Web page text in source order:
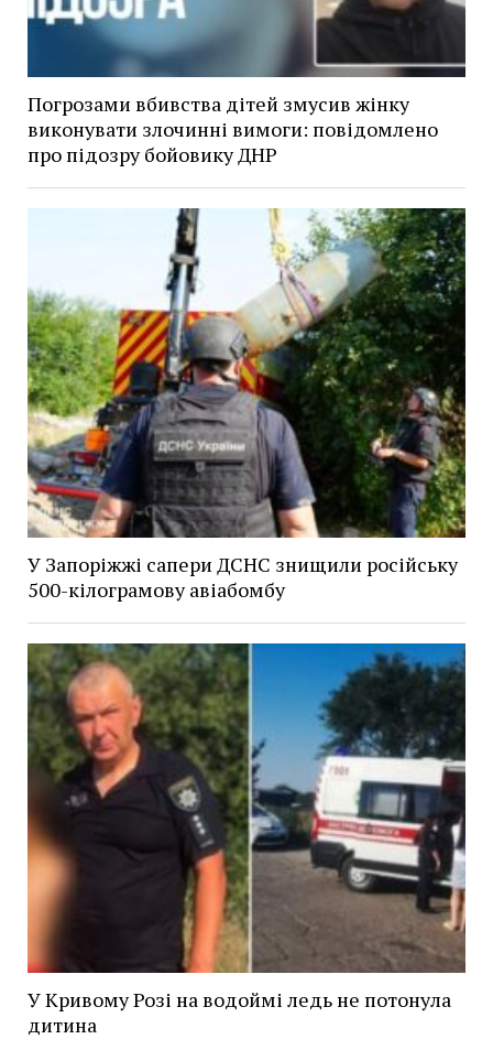
Погрозами вбивства дітей змусив жінку
виконувати злочинні вимоги: повідомлено
про підозру бойовику ДНР
У Запоріжжі сапери ДСНС знищили російську
500-кілограмову авіабомбу
У Кривому Розі на водоймі ледь не потонула
дитина